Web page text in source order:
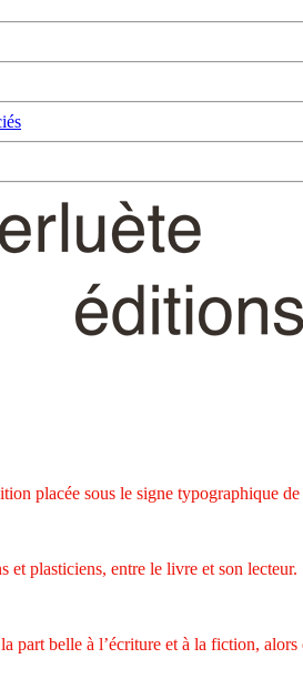
placée sous le signe typographique
et plasticiens, entre le livre et son lecteur.
part belle à l’écriture et à la fiction,